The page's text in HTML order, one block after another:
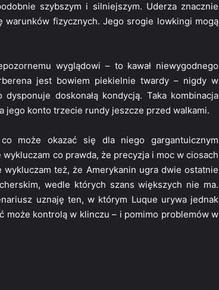
szybszym i silniejszym. Uderza znacznie
fizycznych. Jego srogie lowkingi mogą
wyglądowi – to kawał niewygodnego
jest bowiem piekielnie twardy – nigdy w
doskonałą kondycją. Taka kombinacja
jego konto trzecie rundy jeszcze przed walkami.
może okazać się dla niego gargantuicznym
co prawda, że precyzja i moc w ciosach
też, że Amerykanin ugra dwie ostatnie
wedle których szans większych nie ma.
uznaję ten, w którym Luque urywa jednak
może kontrolą w klinczu – i pomimo problemów w